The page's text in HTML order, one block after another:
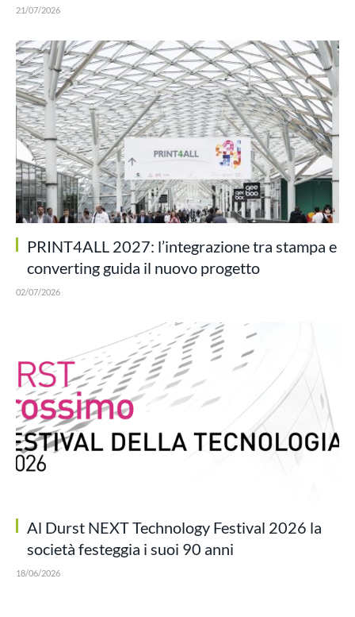
21/07/2026
PRINT4ALL 2027: l’integrazione tra stampa e
converting guida il nuovo progetto
02/07/2026
Al Durst NEXT Technology Festival 2026 la
società festeggia i suoi 90 anni
18/06/2026